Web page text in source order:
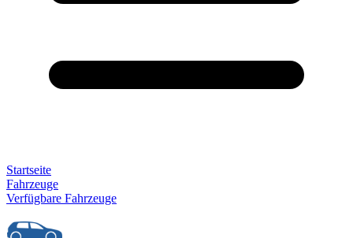
Startseite
Fahrzeuge
Verfügbare Fahrzeuge